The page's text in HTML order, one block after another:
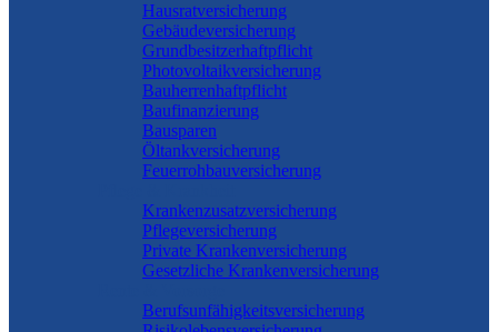
Hausratversicherung
Gebäudeversicherung
Grundbesitzerhaftpflicht
Photovoltaikversicherung
Bauherrenhaftpflicht
Baufinanzierung
Bausparen
Öltankversicherung
Feuerrohbauversicherung
Krankenzusatzversicherung
Pflegeversicherung
Private Krankenversicherung
Gesetzliche Krankenversicherung
Berufs­unfähigkeitsversicherung